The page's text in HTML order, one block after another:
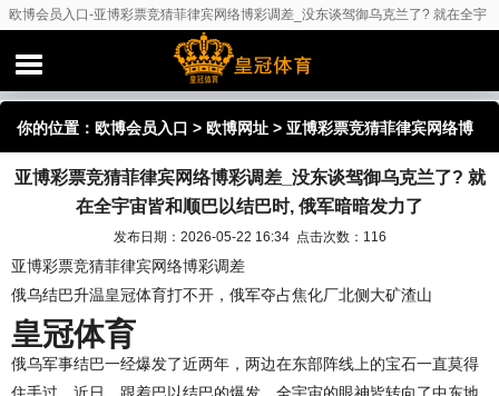
欧博会员入口-亚博彩票竞猜菲律宾网络博彩调差_没东谈驾御乌克兰了? 就在全宇
宙皆和顺巴以结巴时, 俄军暗暗发力了
你的位置： 欧博会员入口 > 欧博网址 > 亚博彩票竞猜菲律宾网络博
彩调差_没东谈驾御乌克兰了? 就在全宇宙皆和顺巴以结巴时, 俄军
亚博彩票竞猜菲律宾网络博彩调差_没东谈驾御乌克兰了? 就
在全宇宙皆和顺巴以结巴时, 俄军暗暗发力了
发布日期：2026-05-22 16:34 点击次数：116
亚博彩票竞猜菲律宾网络博彩调差
俄乌结巴升温皇冠体育打不开，俄军夺占焦化厂北侧大矿渣山
皇冠体育
俄乌军事结巴一经爆发了近两年，两边在东部阵线上的宝石一直莫得